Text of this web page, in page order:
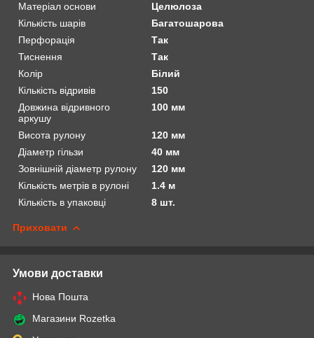
Матеріал основи
Целюлоза
Кількість шарів
Багатошарова
Перфорація
Так
Тиснення
Так
Колір
Білий
Кількість відривів
150
Довжина відривного
аркушу
100 мм
Висота рулону
120 мм
Діаметр гільзи
40 мм
Зовнішній діаметр рулону
120 мм
Кількість метрів в рулоні
1.4 м
Кількість в упаковці
8 шт.
Приховати
Умови доставки
Нова Пошта
Магазини Rozetka